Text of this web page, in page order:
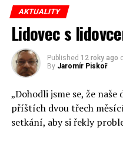
AKTUALITY
Lidovec s
Published 12 roky ago
By Jaromír Piskoř
„Dohodli jsme se, že
příštích dvou třech
setkání, aby si řekly